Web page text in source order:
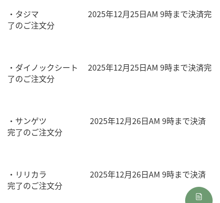
・タジマ 2025年12月25日AM 9時まで決済完
了のご注文分
・ダイノックシート 2025年12月25日AM 9時まで決済完
了のご注文分
・サンゲツ 2025年12月26日AM 9時まで決済
完了のご注文分
・リリカラ 2025年12月26日AM 9時まで決済
完了のご注文分